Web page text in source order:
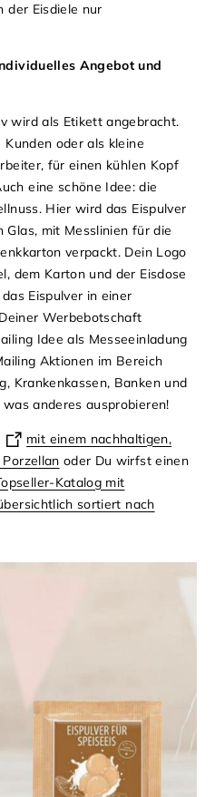
der Eisdiele nur
Angebot und
wird als Etikett angebracht.
oder als kleine
für einen kühlen Kopf
eine schöne Idee: die
Hier wird das Eispulver
Glas, mit Messlinien für die
verpackt. Dein Logo
dem Karton und der Eisdose
Eispulver in einer
Werbebotschaft
Idee als Messeeinladung
Aktionen im Bereich
Krankenkassen, Banken und
anderes ausprobieren!
mit einem nachhaltigen,
oder Du wirfst einen
Katalog mit
sortiert nach